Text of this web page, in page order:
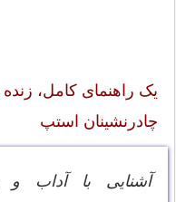
یک راهنمای کامل،
چادرنشینان استپ
آشنایی با آداب